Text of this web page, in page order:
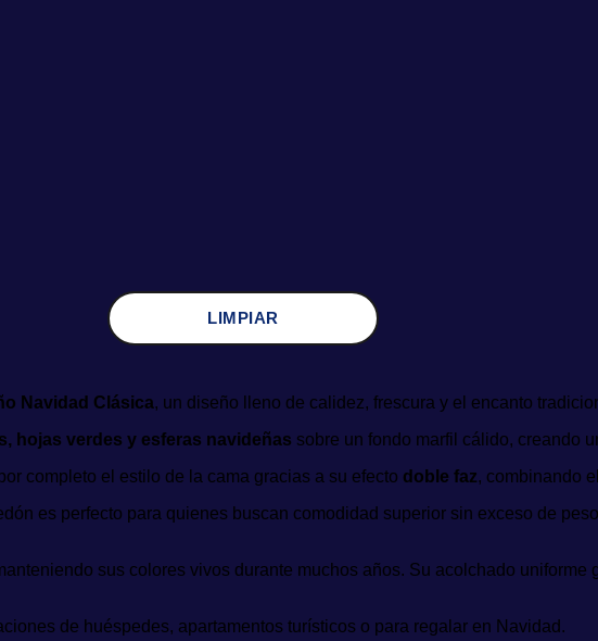
LIMPIAR
Navidad Clásica, un diseño lleno de calidez, frescura y el encanto
hojas verdes y esferas navideñas sobre un fondo marfil cálido, creando
completo el estilo de la cama gracias a su efecto doble faz, combinando
es perfecto para quienes buscan comodidad superior sin exceso de
sus colores vivos durante muchos años. Su acolchado
de huéspedes, apartamentos turísticos o para regalar en Navidad.